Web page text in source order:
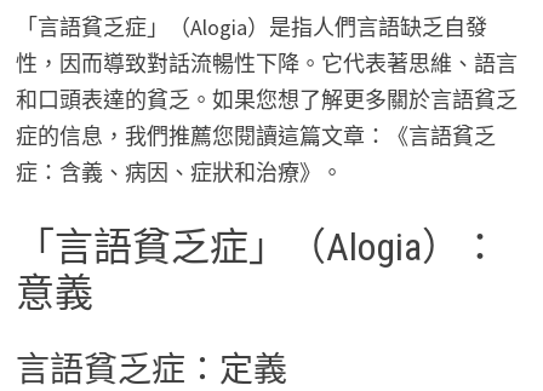
「言語貧乏症」（Alogia）是指人們言語缺乏自發
性，因而導致對話流暢性下降。它代表著思維、語言
和口頭表達的貧乏。如果您想了解更多關於言語貧乏
症的信息，我們推薦您閱讀這篇文章：《言語貧乏
症：含義、病因、症狀和治療》。
「言語貧乏症」（Alogia）：
意義
言語貧乏症：定義